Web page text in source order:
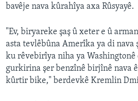
Zimanên Din
bavêje nava kûrahîya axa Rûsyayê.
"Ev, biryareke şaş û xeter e û
asta tevlêbûna Amerîka ya di nava
ku rêvebirîya niha ya
gurkirina şer benzînê birjînê nava
kûrtir bike," berdevkê Kremlin